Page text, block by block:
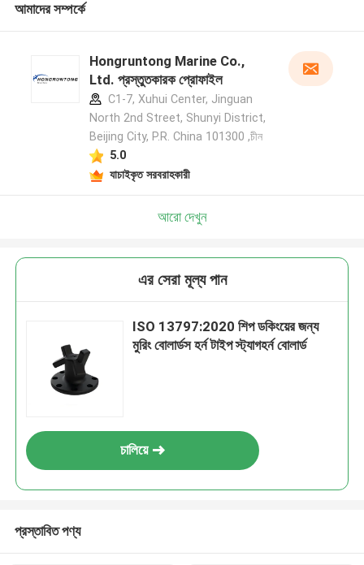
আমাদের সম্পর্কে
Hongruntong Marine Co.,
Ltd. প্রস্তুতকারক প্রোফাইল
C1-7, Xuhui Center, Jinguan
North 2nd Street, Shunyi District,
Beijing City, P.R. China 101300 ,চীন
5.0
যাচাইকৃত সরবরাহকারী
আরো দেখুন
এর সেরা মূল্য পান
ISO 13797:2020 শিপ ডকিংয়ের জন্য
মুরিং বোলার্ডস হর্ন টাইপ স্ট্যাগহর্ন বোলার্ড
চালিয়ে
প্রস্তাবিত পণ্য